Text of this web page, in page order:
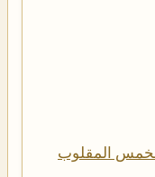
المقلوب